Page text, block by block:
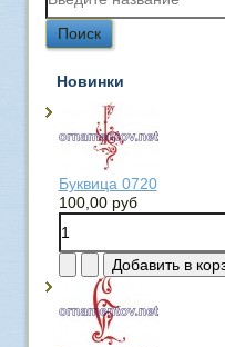
Новинки
Буквица 0720
100,00 руб